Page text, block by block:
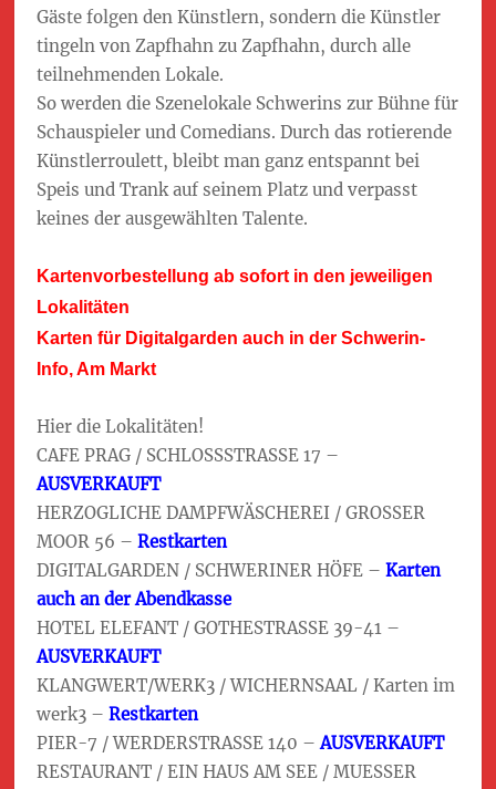
Gäste folgen den Künstlern, sondern die Künstler
tingeln von Zapfhahn zu Zapfhahn, durch alle
teilnehmenden Lokale.
So werden die Szenelokale Schwerins zur Bühne für
Schauspieler und Comedians. Durch das rotierende
Künstlerroulett, bleibt man ganz entspannt bei
Speis und Trank auf seinem Platz und verpasst
keines der ausgewählten Talente.
Kartenvorbestellung ab sofort in den jeweiligen
Lokalitäten
Karten für Digitalgarden auch in der Schwerin-
Info, Am Markt
Hier die Lokalitäten!
CAFE PRAG / SCHLOSSSTRASSE 17 –
AUSVERKAUFT
HERZOGLICHE DAMPFWÄSCHEREI / GROSSER
MOOR 56 –Restkarten
DIGITALGARDEN / SCHWERINER HÖFE –Karten
auch an der Abendkasse
HOTEL ELEFANT / GOTHESTRASSE 39-41 –
AUSVERKAUFT
KLANGWERT/WERK3 / WICHERNSAAL / Karten im
werk3 –Restkarten
PIER-7 / WERDERSTRASSE 140 – AUSVERKAUFT
RESTAURANT / EIN HAUS AM SEE / MUESSER